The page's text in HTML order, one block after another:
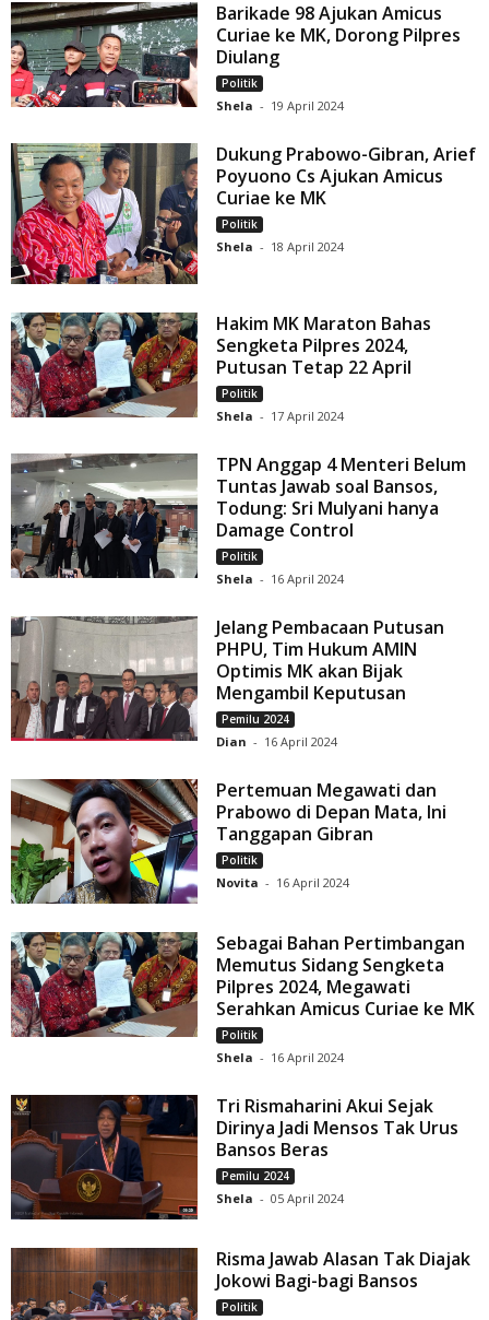
Barikade 98 Ajukan Amicus
Curiae ke MK, Dorong Pilpres
Diulang
Politik
Shela - 19 April 2024
Dukung Prabowo-Gibran, Arief
Poyuono Cs Ajukan Amicus
Curiae ke MK
Politik
Shela - 18 April 2024
Hakim MK Maraton Bahas
Sengketa Pilpres 2024,
Putusan Tetap 22 April
Politik
Shela - 17 April 2024
TPN Anggap 4 Menteri Belum
Tuntas Jawab soal Bansos,
Todung: Sri Mulyani hanya
Damage Control
Politik
Shela - 16 April 2024
Jelang Pembacaan Putusan
PHPU, Tim Hukum AMIN
Optimis MK akan Bijak
Mengambil Keputusan
Pemilu 2024
Dian - 16 April 2024
Pertemuan Megawati dan
Prabowo di Depan Mata, Ini
Tanggapan Gibran
Politik
Novita - 16 April 2024
Sebagai Bahan Pertimbangan
Memutus Sidang Sengketa
Pilpres 2024, Megawati
Serahkan Amicus Curiae ke MK
Politik
Shela - 16 April 2024
Tri Rismaharini Akui Sejak
Dirinya Jadi Mensos Tak Urus
Bansos Beras
Pemilu 2024
Shela - 05 April 2024
Risma Jawab Alasan Tak Diajak
Jokowi Bagi-bagi Bansos
Politik